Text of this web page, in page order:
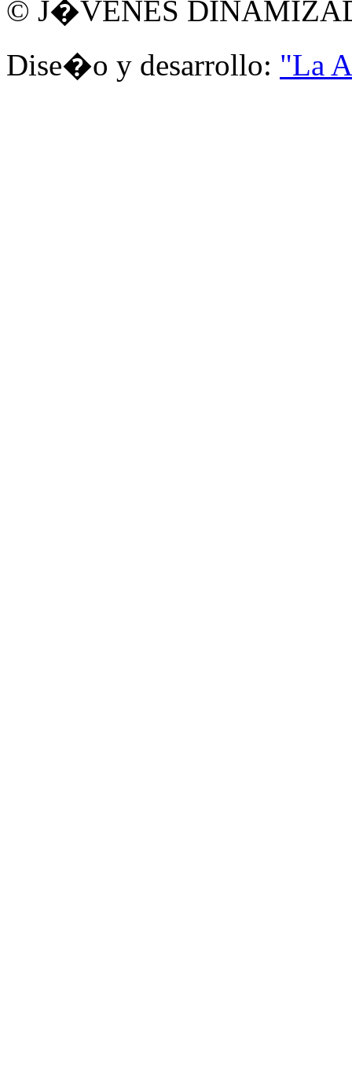
© J�VENES
Dise�o y desarrollo: "La